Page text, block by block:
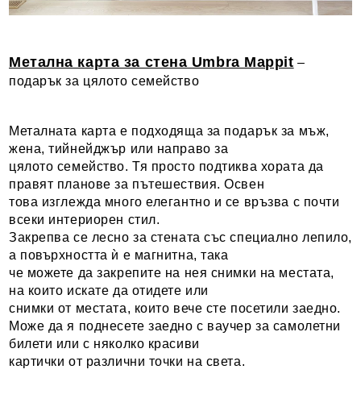
Метална карта за стена Umbra Mappit –
подарък за цялото семейство
Металната карта е подходяща за подарък за мъж,
жена, тийнейджър или направо за
цялото семейство. Тя просто подтиква хората да
правят планове за пътешествия. Освен
това изглежда много елегантно и се връзва с почти
всеки интериорен стил.
Закрепва се лесно за стената със специално лепило,
а повърхността ѝ е магнитна, така
че можете да закрепите на нея снимки на местата,
на които искате да отидете или
снимки от местата, които вече сте посетили заедно.
Може да я поднесете заедно с ваучер за самолетни
билети или с няколко красиви
картички от различни точки на света.